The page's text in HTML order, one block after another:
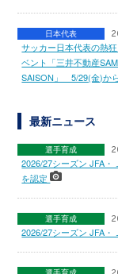
日本代表
サッカー日本代表の熱
ベント「三井不動産
SAISON」 5/29(金)か
最新ニュース
選手育成
2026/27シーズン JFA・
を認定
選手育成
2026/27シーズン JFA